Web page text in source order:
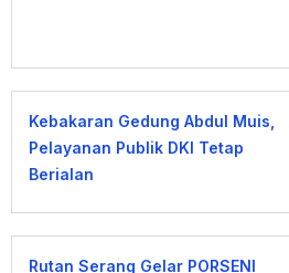
Kebakaran Gedung Abdul Muis,
Pelayanan Publik DKI Tetap
Berjalan
Rutan Serang Gelar PORSENI